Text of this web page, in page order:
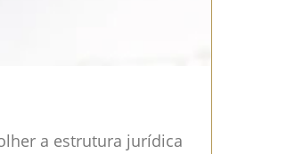
a estrutura jurídica